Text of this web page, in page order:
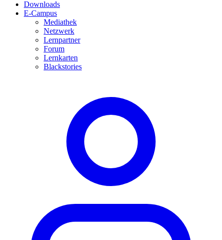
Downloads
E-Campus
Mediathek
Netzwerk
Lernpartner
Forum
Lernkarten
Blackstories